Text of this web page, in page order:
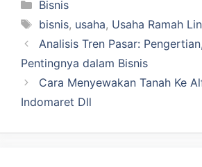
Bisnis
Tag
bisnis, usaha, Usaha Ramah
Analisis Tren Pasar:
Pentingnya dalam Bisnis
Cara Menyewakan Tanah Ke
Indomaret Dll